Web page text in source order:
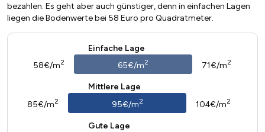
bezahlen. Es geht aber auch günstiger, denn in einfachen Lagen
liegen die Bodenwerte bei 58 Euro pro Quadratmeter.
Einfache Lage
58€/m2 65€/m2 71€/m2
Mittlere Lage
85€/m2 95€/m2 104€/m2
Gute Lage